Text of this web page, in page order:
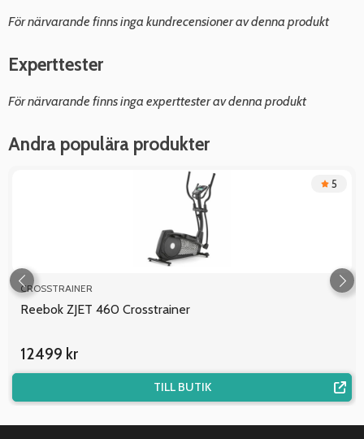
För närvarande finns inga kundrecensioner av denna produkt
Experttester
För närvarande finns inga experttester av denna produkt
Andra populära produkter
5
CROSSTRAINER
Reebok ZJET 460 Crosstrainer
12499 kr
TILL BUTIK